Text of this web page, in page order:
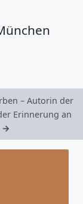
– Autorin der
Erinnerung an
→